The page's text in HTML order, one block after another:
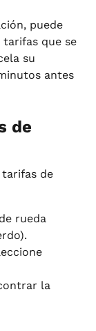
puede
que se
su
antes
de
tarifas de
rueda
la